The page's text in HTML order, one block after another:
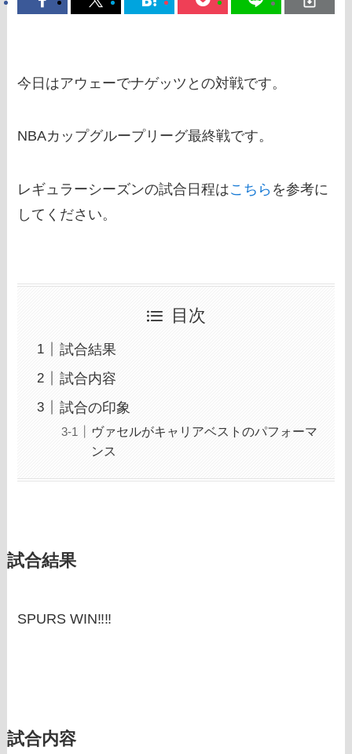
今日はアウェーでナゲッツとの対戦です。
NBAカップグループリーグ最終戦です。
レギュラーシーズンの試合日程はこちら を参考に
してください。
目次
試合結果
試合内容
試合の印象
ヴァセルがキャリアベストのパフォーマ
ンス
試合結果
SPURS WIN‼‼
試合内容